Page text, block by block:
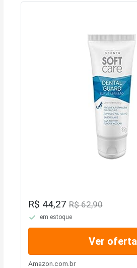
R$ 44,27R$ 62,90
em estoque
Ver oferta
Amazon.com.br